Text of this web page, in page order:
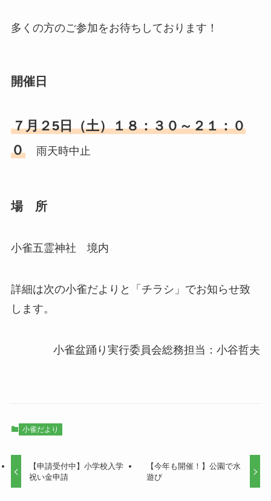
多くの方のご参加をお待ちしております！
開催日
７月２5日（土）１８：３０～２１：０
０雨天時中止
場 所
小雀五霊神社 境内
詳細は次の小雀だよりと「チラシ」でお知らせ致
します。
小雀盆踊り実行委員会総務担当：小谷哲夫
小雀だより
【申請受付中】小学校入学
祝い金申請
【今年も開催！】公園で水
遊び